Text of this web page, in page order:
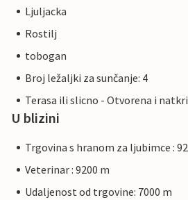
Ljuljacka
Rostilj
tobogan
Broj ležaljki za sunčanje: 4
Terasa ili slicno - Otvorena i
U blizini
Trgovina s hranom za ljubimce :
Veterinar : 9200 m
Udaljenost od trgovine: 7000 m